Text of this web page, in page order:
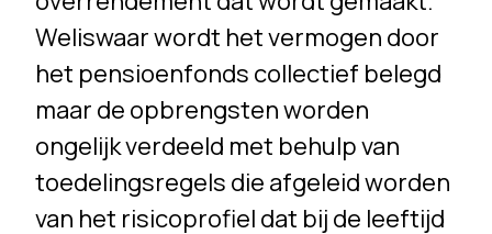
Weliswaar wordt het vermogen door
het pensioenfonds collectief belegd
maar de opbrengsten worden
ongelijk verdeeld met behulp van
toedelingsregels die afgeleid worden
van het risicoprofiel dat bij de leeftijd